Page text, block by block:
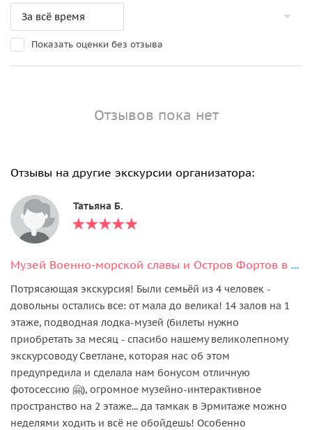
Показать оценки без отзыва
Отзывов пока нет
Отзывы на другие экскурсии организатора:
Татьяна Б.
Музей Военно-морской славы и Остров Фортов в Кронштадте
Потрясающая экскурсия! Были семьёй из 4 человек -
довольны остались все: от мала до велика! 14 залов на 1
этаже, подводная лодка-музей (билеты нужно
приобретать за месяц - спасибо нашему великолепному
экскурсоводу Светлане, которая нас об этом
предупредила и сделала нам бонусом отличную
фотосессию 🤗), огромное музейно-интерактивное
пространство на 2 этаже... да тамкак в Эрмитаже можно
неделями ходить и всё не обойдешь! Особенно